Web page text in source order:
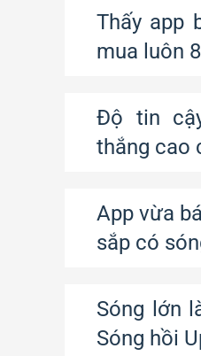
Thấy app
mua luôn
Độ tin
thắng cao
App vừa
sắp có
Sóng lớn
Sóng hồi